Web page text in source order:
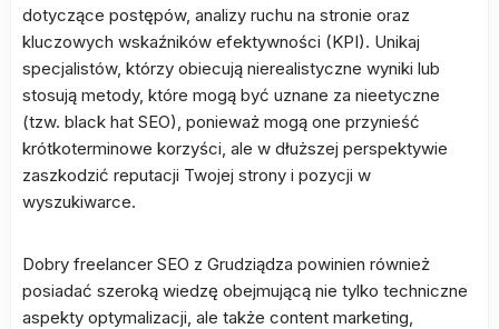
dotyczące postępów, analizy ruchu na stronie oraz
kluczowych wskaźników efektywności (KPI). Unikaj
specjalistów, którzy obiecują nierealistyczne wyniki lub
stosują metody, które mogą być uznane za nieetyczne
(tzw. black hat SEO), ponieważ mogą one przynieść
krótkoterminowe korzyści, ale w dłuższej perspektywie
zaszkodzić reputacji Twojej strony i pozycji w
wyszukiwarce.
Dobry freelancer SEO z Grudziądza powinien również
posiadać szeroką wiedzę obejmującą nie tylko techniczne
aspekty optymalizacji, ale także content marketing,